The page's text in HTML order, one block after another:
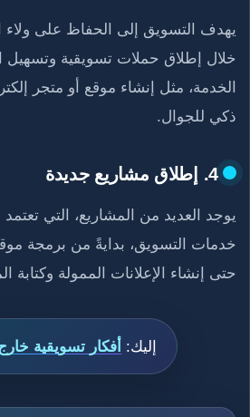
يهدف التسويق إلى الحفاظ على ولاء
خلال إطلاق حملات تسويقية وتسهيل
الخدمة، مثل إنشاء موقع أو متجر
ذكي للجوال.
4. إطلاق مشاريع جديدة
يوجد العديد من المشاريع، التي
خدمات التسويق، بدايةً من برمجة
حتى إنشاء الإعلانات الممولة
إليك: أفكار تسويقية